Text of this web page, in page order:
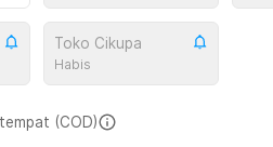
Toko Cikupa
Habis
(COD)